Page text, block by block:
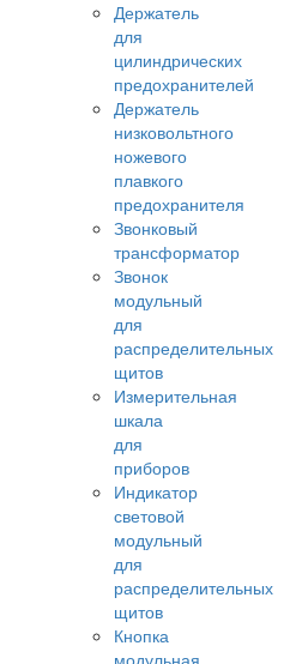
Держатель
для
цилиндрических
предохранителей
Держатель
низковольтного
ножевого
плавкого
предохранителя
Звонковый
трансформатор
Звонок
модульный
для
распределительных
щитов
Измерительная
шкала
для
приборов
Индикатор
световой
модульный
для
распределительных
щитов
Кнопка